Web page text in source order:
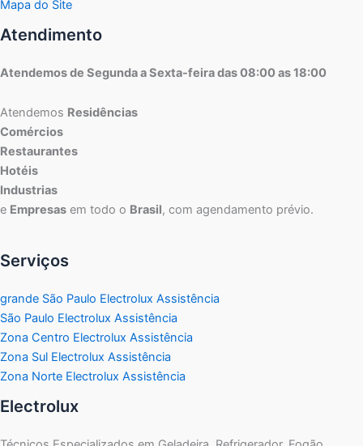
Mapa do Site
Atendimento
Atendemos de Segunda a Sexta-feira das 08:00 as 18:00
Atendemos Residências
Comércios
Restaurantes
Hotéis
Industrias
e Empresas em todo o Brasil, com agendamento prévio.
Serviços
grande São Paulo Electrolux Assistência
São Paulo Electrolux Assistência
Zona Centro Electrolux Assistência
Zona Sul Electrolux Assistência
Zona Norte Electrolux Assistência
Electrolux